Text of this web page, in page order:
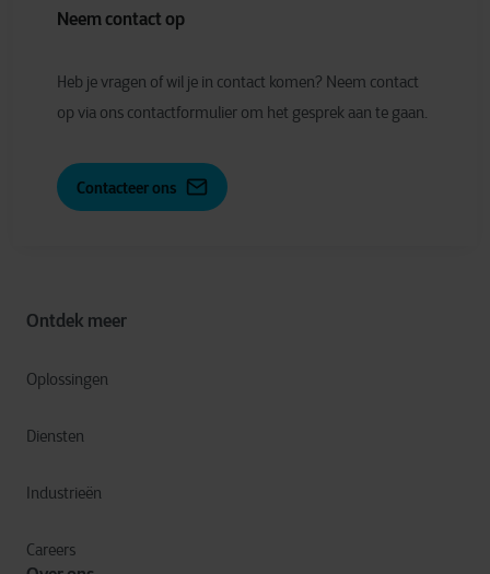
Ontdek meer
Oplossingen
Diensten
Industrieën
Careers
Neem contact op
Heb je vragen of wil je in contact komen? Neem contact
op via ons contactformulier om het gesprek aan te gaan.
Contacteer ons